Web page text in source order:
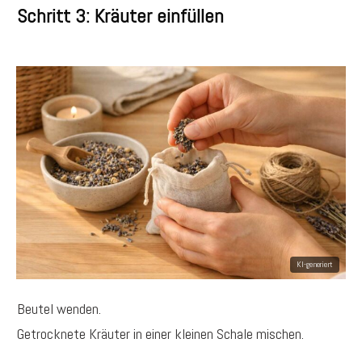
Schritt 3: Kräuter einfüllen
Beutel wenden.
Getrocknete Kräuter in einer kleinen Schale mischen.